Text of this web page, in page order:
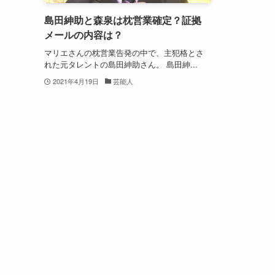
島田紳助と森泉は枕営業確定？証拠
メールの内容は？
マリエさんの枕営業告発の中で、主犯格とさ
れた元タレントの島田紳助さん。 島田紳...
2021年4月19日 芸能人